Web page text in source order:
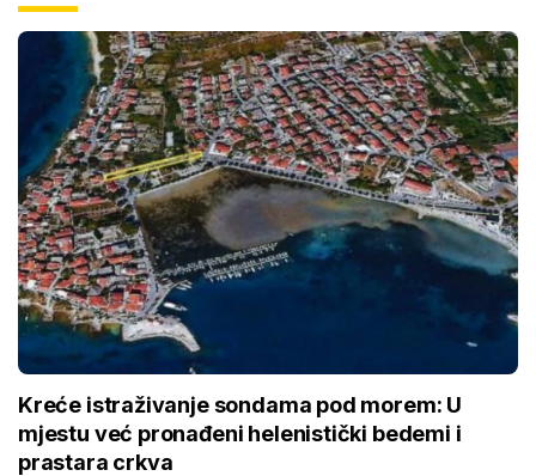
Kreće istraživanje sondama pod morem: U
mjestu već pronađeni helenistički bedemi i
prastara crkva